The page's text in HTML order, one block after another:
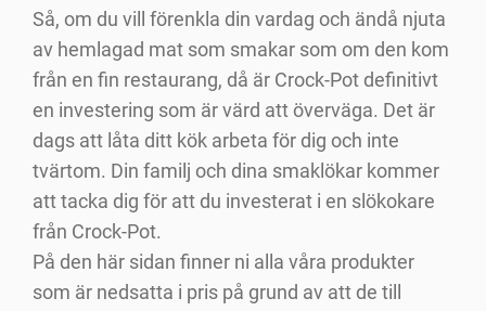
Så, om du vill förenkla din vardag och ändå njuta
av hemlagad mat som smakar som om den kom
från en fin restaurang, då är Crock-Pot definitivt
en investering som är värd att överväga. Det är
dags att låta ditt kök arbeta för dig och inte
tvärtom. Din familj och dina smaklökar kommer
att tacka dig för att du investerat i en slökokare
från Crock-Pot.
På den här sidan finner ni alla våra produkter
som är nedsatta i pris på grund av att de till